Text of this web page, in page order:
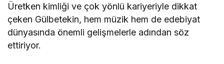
Üretken kimliği ve çok yönlü kariyeriyle dikkat
çeken Gülbetekin, hem müzik hem de edebiyat
dünyasında önemli gelişmelerle adından söz
ettiriyor.